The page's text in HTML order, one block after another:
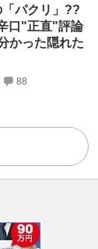
パクリ」??
口"正直"評論
かった隠れた
88